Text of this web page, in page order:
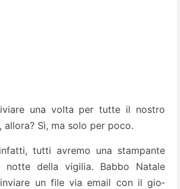
una volta per tutte il nostro
allora? Sì, ma solo per poco.
tut­ti avremo una stampante
della vigilia. Babbo Natale
un file via email con il gio­